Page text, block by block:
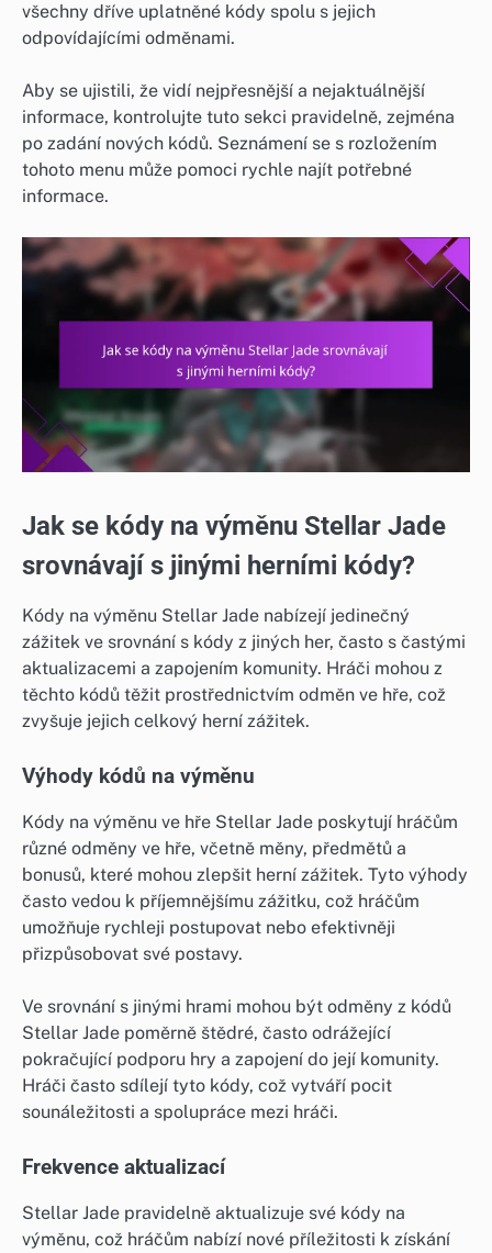
všechny dříve uplatněné kódy spolu s jejich
odpovídajícími odměnami.
Aby se ujistili, že vidí nejpřesnější a nejaktuálnější
informace, kontrolujte tuto sekci pravidelně, zejména
po zadání nových kódů. Seznámení se s rozložením
tohoto menu může pomoci rychle najít potřebné
informace.
Jak se kódy na výměnu Stellar Jade
srovnávají s jinými herními kódy?
Kódy na výměnu Stellar Jade nabízejí jedinečný
zážitek ve srovnání s kódy z jiných her, často s častými
aktualizacemi a zapojením komunity. Hráči mohou z
těchto kódů těžit prostřednictvím odměn ve hře, což
zvyšuje jejich celkový herní zážitek.
Výhody kódů na výměnu
Kódy na výměnu ve hře Stellar Jade poskytují hráčům
různé odměny ve hře, včetně měny, předmětů a
bonusů, které mohou zlepšit herní zážitek. Tyto výhody
často vedou k příjemnějšímu zážitku, což hráčům
umožňuje rychleji postupovat nebo efektivněji
přizpůsobovat své postavy.
Ve srovnání s jinými hrami mohou být odměny z kódů
Stellar Jade poměrně štědré, často odrážející
pokračující podporu hry a zapojení do její komunity.
Hráči často sdílejí tyto kódy, což vytváří pocit
sounáležitosti a spolupráce mezi hráči.
Frekvence aktualizací
Stellar Jade pravidelně aktualizuje své kódy na
výměnu, což hráčům nabízí nové příležitosti k získání